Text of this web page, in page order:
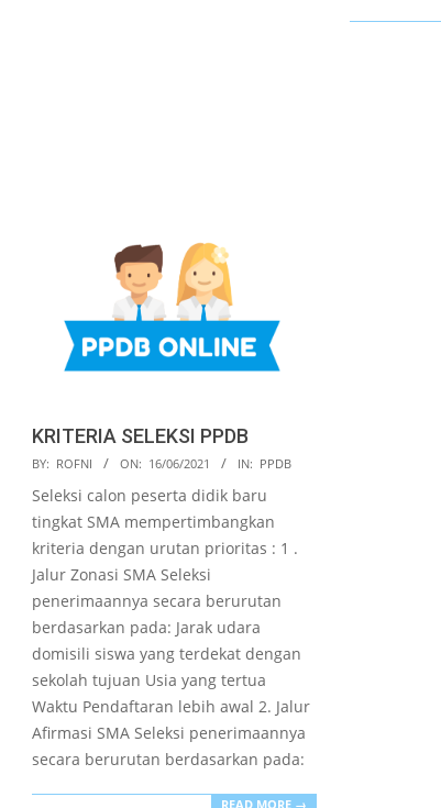
KRITERIA SELEKSI PPDB
2021-
06-
16
BY: ROFNI ON: 16/06/2021 IN: PPDB
Seleksi calon peserta didik baru
tingkat SMA mempertimbangkan
kriteria dengan urutan prioritas : 1 .
Jalur Zonasi SMA Seleksi
penerimaannya secara berurutan
berdasarkan pada: Jarak udara
domisili siswa yang terdekat dengan
sekolah tujuan Usia yang tertua
Waktu Pendaftaran lebih awal 2. Jalur
Afirmasi SMA Seleksi penerimaannya
secara berurutan berdasarkan pada:
READ MORE →